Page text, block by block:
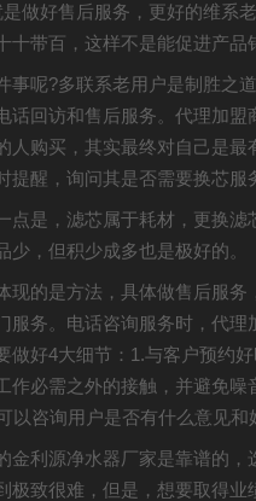
做好售后服务，更好的维系
十带百，这样不是能促进产
事呢?多联系老用户是制胜之
话回访和售后服务。代理加
人购买，其实最终对自己是
提醒，询问其是否需要换芯服
点是，滤芯属于耗材，更换
少，但积少成多也是极好的。
现的是方法，具体做售后服
服务。电话咨询服务时，代
做好4大细节：1.与客户预约
作必需之外的接触，并避免
以咨询用户是否有什么意见和
金利源净水器厂家是靠谱的
极致很难，但是，想要取得